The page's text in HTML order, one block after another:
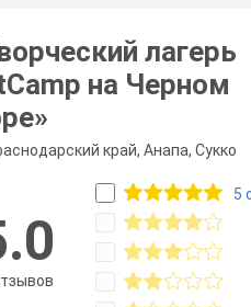
лагерь
на Черном
край, Анапа, Сукко
5